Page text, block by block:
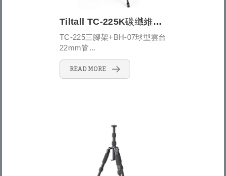
Tiltall TC-225K碳纖維旅行用三腳架套裝 TC-225+BH-07
TC-225三腳架+BH-07球型雲台
22mm管...
READ MORE